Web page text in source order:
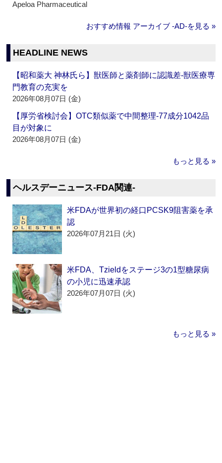
Apeloa Pharmaceutical
おすすめ情報 アーカイブ ‐AD‐を見る »
HEADLINE NEWS
【昭和薬大 神林氏ら】獣医師と薬剤師に認識差‐獣医療専
門教育の充実を
2026年08月07日 (金)
【厚労省検討会】OTC類似薬で中間整理‐77成分1042品
目が対象に
2026年08月07日 (金)
もっと見る »
ヘルスデーニュース‐FDA関連‐
米FDAが世界初の経口PCSK9阻害薬を承
認
2026年07月21日 (火)
米FDA、Tzieldをステージ3の1型糖尿病
の小児に迅速承認
2026年07月07日 (火)
もっと見る »